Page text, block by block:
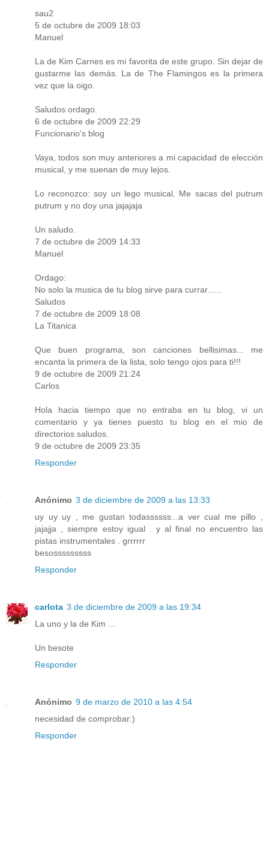
sau2
5 de octubre de 2009 18:03
Manuel
La de Kim Carnes es mi favorita de este grupo. Sin dejar de
gustarme las demás. La de The Flamingos es la primera
vez que la oigo.
Saludos ordago.
6 de octubre de 2009 22:29
Funcionario's blog
Vaya, todos son muy anteriores a mi capacidad de elección
musical, y me suenan de muy lejos.
Lo reconozco: soy un lego musical. Me sacas del putrum
putrum y no doy una jajajaja
Un saludo.
7 de octubre de 2009 14:33
Manuel
Ordago:
No solo la musica de tu blog sirve para currar......
Saludos
7 de octubre de 2009 18:08
La Titanica
Que buen programa, son canciones bellisimas... me
encanta la primera de la lista, solo tengo ojos para ti!!!
9 de octubre de 2009 21:24
Carlos
Hola hacia tiempo que no entraba en tu blog, vi un
comentario y ya tienes puesto tu blog en el mio de
directorios saludos.
9 de octubre de 2009 23:35
Responder
Anónimo 3 de diciembre de 2009 a las 13:33
uy uy uy , me gustan todassssss...a ver cual me pillo ,
jajajja , siempre estoy igual . y al final no encuentro las
pistas instrumentales . grrrrrr
besosssssssss
Responder
carlota 3 de diciembre de 2009 a las 19:34
La uno y la de Kim ...
Un besote
Responder
Anónimo 9 de marzo de 2010 a las 4:54
necesidad de comprobar:)
Responder